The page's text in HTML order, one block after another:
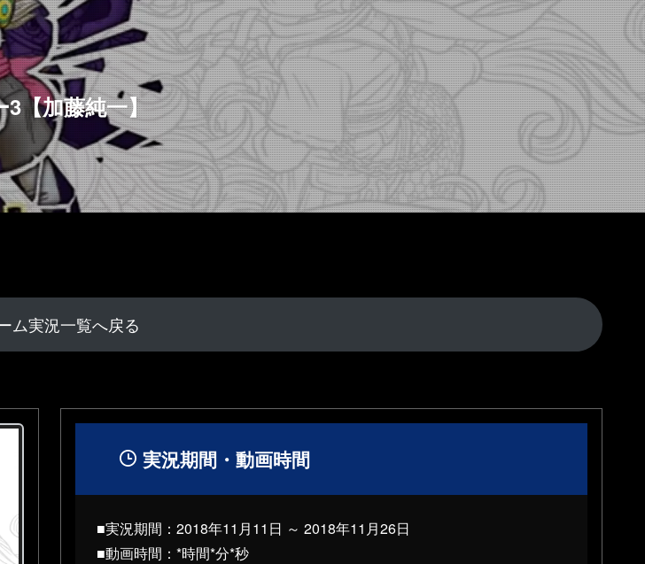
【加藤純一】
ム実況一覧へ戻る
実況期間・動画時間
■実況期間：2018年11月11日 ～ 2018年11月26日
■動画時間：*時間*分*秒